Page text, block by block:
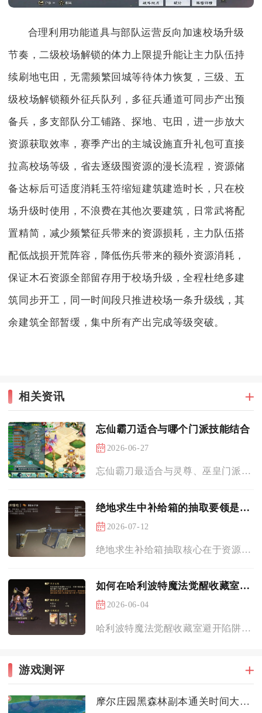
合理利用功能道具与部队运营反向加速校场升级
节奏，二级校场解锁的体力上限提升能让主力队伍持
续刷地屯田，无需频繁回城等待体力恢复，三级、五
级校场解锁额外征兵队列，多征兵通道可同步产出预
备兵，多支部队分工铺路、探地、屯田，进一步放大
资源获取效率，赛季产出的主城设施直升礼包可直接
拉高校场等级，省去逐级囤资源的漫长流程，资源储
备达标后可适度消耗玉符缩短建筑建造时长，只在校
场升级时使用，不浪费在其他次要建筑，日常武将配
置精简，减少频繁征兵带来的资源损耗，主力队伍搭
配低战损开荒阵容，降低伤兵带来的额外资源消耗，
保证木石资源全部留存用于校场升级，全程杜绝多建
筑同步开工，同一时间段只推进校场一条升级线，其
余建筑全部暂缓，集中所有产出完成等级突破。
相关资讯
忘仙霸刀适合与哪个门派技能结合
2026-06-27
忘仙霸刀最适合与灵尊、巫皇门派技能结合，其次可搭配斗罗门派技...
绝地求生中补给箱的抽取要领是什么
2026-07-12
绝地求生补给箱抽取核心在于资源规划、单开节奏控制、箱型优先级...
如何在哈利波特魔法觉醒收藏室避开陷阱
2026-06-04
哈利波特魔法觉醒收藏室避开陷阱的核心，是先辨明三类高频陷阱（...
游戏测评
摩尔庄园黑森林副本通关时间大概需要多久